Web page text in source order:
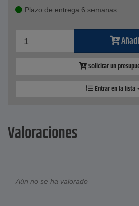
Plazo de entrega 6 semanas
Solicitar un
Entrar en la lista
Valoraciones
Aún no se ha valorado